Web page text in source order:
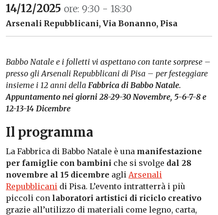
14/12/2025 ore: 9:30 - 18:30
Arsenali Repubblicani, Via Bonanno, Pisa
Babbo Natale e i folletti vi aspettano con tante sorprese –
presso gli Arsenali Repubblicani di Pisa – per festeggiare
insieme i 12 anni della Fabbrica di Babbo Natale.
Appuntamento nei giorni 28-29-30 Novembre, 5-6-7-8 e
12-13-14 Dicembre
Il programma
La Fabbrica di Babbo Natale è una manifestazione
per famiglie con bambini che si svolge dal 28
novembre al 15 dicembre agli Arsenali
Repubblicani di Pisa. L’evento intratterrà i più
piccoli con laboratori artistici di riciclo creativo
grazie all’utilizzo di materiali come legno, carta,